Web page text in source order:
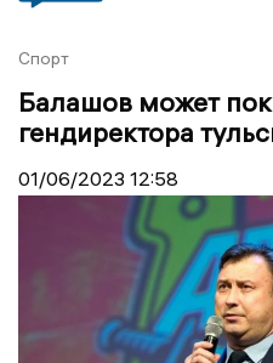
Спорт
Балашов может
гендиректора
01/06/2023 12:58